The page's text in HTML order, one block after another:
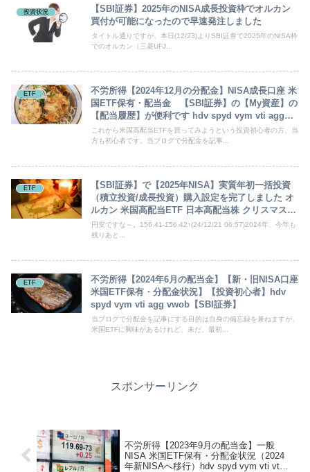
投資状況
【SBI証券】2025年のNISA成長投資枠でオルカン
買付が可能になったので早速発注しました
タイトル通りですが、本日(12/23)よりSBI証券で2025年のNISA枠
でのオルカン（三菱UFJ...
ETF
不労所得【2024年12月の分配金】NISA成長口座 米
国ETF保有・配当金 【SBI証券】の【My資産】の
【配当履歴】が便利です hdv spyd vym vti agg保
有
これから米国高配当ETFを買ってみようという投資初心者の方、当
方も初心者です。当ブログで分配金を記事...
ETF
【SBI証券】で【2025年NISA】実質年初一括投資
（積立投資/成長投資）購入設定を完了しました オ
ルカン 米国高配当ETF 日本高配当株 クリスマスプ
レゼント
円安ですな～。156.41-156.42↑(24/12/21 06:57)2024年、今年も
残りあと...
ETF
不労所得【2024年6月の配当金】【新・旧NISA口座
米国ETF保有・分配金状況】【投資初心者】hdv
spyd vym vti agg vwob【SBI証券】
当ブログで分配金を記事にする目的は自身の備忘録を兼ねますが、
米国ETFに興味があるけれど、未だ、最初...
スポンサーリンク
不労所得【2023年9月の配当金】一般
NISA 米国ETF保有・分配金状況（2024
年新NISAへ移行）hdv spyd vym vti vt